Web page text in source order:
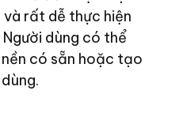
rất dễ thực hiện
dùng có thể
có sẵn hoặc tạo